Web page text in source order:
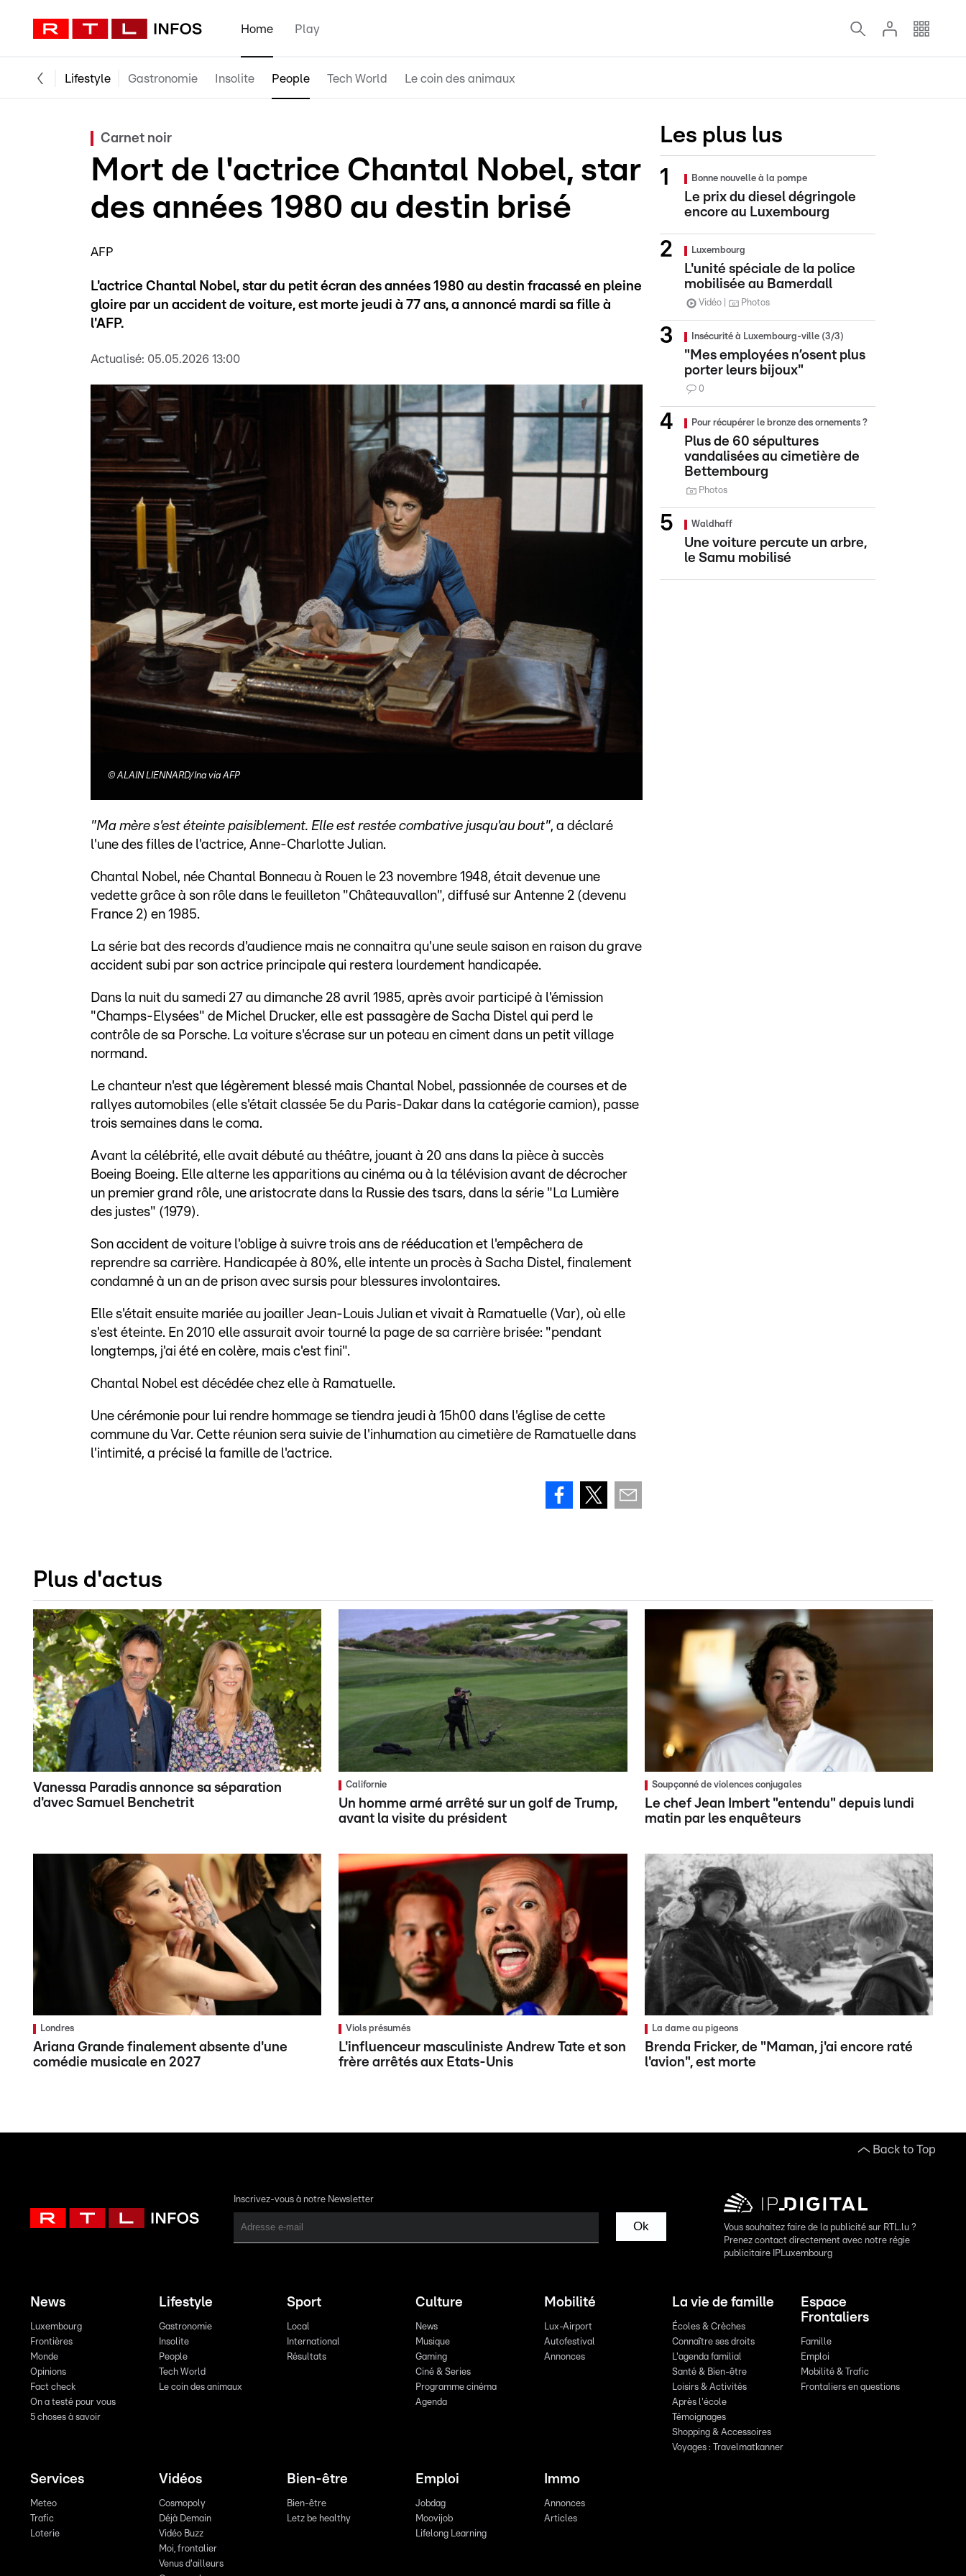
Home Play
Lifestyle Gastronomie Insolite People Tech World Le coin des animaux
Carnet noir
Mort de l'actrice Chantal Nobel, star
des années 1980 au destin brisé
AFP
L'actrice Chantal Nobel, star du petit écran des années 1980 au destin fracassé en pleine
gloire par un accident de voiture, est morte jeudi à 77 ans, a annoncé mardi sa fille à
l'AFP.
Actualisé: 05.05.2026 13:00
©ALAIN LIENNARD/Ina via AFP
"Ma mère s'est éteinte paisiblement. Elle est restée combative jusqu'au bout", a déclaré
l'une des filles de l'actrice, Anne-Charlotte Julian.
Chantal Nobel, née Chantal Bonneau à Rouen le 23 novembre 1948, était devenue une
vedette grâce à son rôle dans le feuilleton "Châteauvallon", diffusé sur Antenne 2 (devenu
France 2) en 1985.
La série bat des records d'audience mais ne connaitra qu'une seule saison en raison du grave
accident subi par son actrice principale qui restera lourdement handicapée.
Dans la nuit du samedi 27 au dimanche 28 avril 1985, après avoir participé à l'émission
"Champs-Elysées" de Michel Drucker, elle est passagère de Sacha Distel qui perd le
contrôle de sa Porsche. La voiture s'écrase sur un poteau en ciment dans un petit village
normand.
Le chanteur n'est que légèrement blessé mais Chantal Nobel, passionnée de courses et de
rallyes automobiles (elle s'était classée 5e du Paris-Dakar dans la catégorie camion), passe
trois semaines dans le coma.
Avant la célébrité, elle avait débuté au théâtre, jouant à 20 ans dans la pièce à succès
Boeing Boeing. Elle alterne les apparitions au cinéma ou à la télévision avant de décrocher
un premier grand rôle, une aristocrate dans la Russie des tsars, dans la série "La Lumière
des justes" (1979).
Son accident de voiture l'oblige à suivre trois ans de rééducation et l'empêchera de
reprendre sa carrière. Handicapée à 80%, elle intente un procès à Sacha Distel, finalement
condamné à un an de prison avec sursis pour blessures involontaires.
Elle s'était ensuite mariée au joailler Jean-Louis Julian et vivait à Ramatuelle (Var), où elle
s'est éteinte. En 2010 elle assurait avoir tourné la page de sa carrière brisée: "pendant
longtemps, j'ai été en colère, mais c'est fini".
Chantal Nobel est décédée chez elle à Ramatuelle.
Une cérémonie pour lui rendre hommage se tiendra jeudi à 15h00 dans l'église de cette
commune du Var. Cette réunion sera suivie de l'inhumation au cimetière de Ramatuelle dans
l'intimité, a précisé la famille de l'actrice.
Les plus lus
Bonne nouvelle à la pompe
Le prix du diesel dégringole
encore au Luxembourg
Luxembourg
L'unité spéciale de la police
mobilisée au Bamerdall
Vidéo Photos
Insécurité à Luxembourg-ville (3/3)
"Mes employées n’osent plus
porter leurs bijoux"
0
Pour récupérer le bronze des ornements ?
Plus de 60 sépultures
vandalisées au cimetière de
Bettembourg
Photos
Waldhaff
Une voiture percute un arbre,
le Samu mobilisé
Plus d'actus
Vanessa Paradis annonce sa séparation
d'avec Samuel Benchetrit
Californie
Un homme armé arrêté sur un golf de Trump,
avant la visite du président
Soupçonné de violences conjugales
Le chef Jean Imbert "entendu" depuis lundi
matin par les enquêteurs
Londres
Ariana Grande finalement absente d'une
comédie musicale en 2027
Viols présumés
L'influenceur masculiniste Andrew Tate et son
frère arrêtés aux Etats-Unis
La dame au pigeons
Brenda Fricker, de "Maman, j'ai encore raté
l'avion", est morte
Back to Top
Inscrivez-vous à notre Newsletter
Ok
Vous souhaitez faire de la publicité sur RTL.lu ?
Prenez contact directement avec notre régie
publicitaire IPLuxembourg
News
Luxembourg
Frontières
Monde
Opinions
Fact check
On a testé pour vous
5 choses à savoir
Lifestyle
Gastronomie
Insolite
People
Tech World
Le coin des animaux
Sport
Local
International
Résultats
Culture
News
Musique
Gaming
Ciné & Series
Programme cinéma
Agenda
Mobilité
Lux-Airport
Autofestival
Annonces
La vie de famille
Écoles & Crèches
Connaître ses droits
L'agenda familial
Santé & Bien-être
Loisirs & Activités
Après l'école
Témoignages
Shopping & Accessoires
Voyages : Travelmatkanner
Espace
Frontaliers
Famille
Emploi
Mobilité & Trafic
Frontaliers en questions
Services
Meteo
Trafic
Loterie
Vidéos
Cosmopoly
Déjà Demain
Vidéo Buzz
Moi, frontalier
Venus d'ailleurs
Bien-être
Bien-être
Letz be healthy
Emploi
Jobdag
Moovijob
Lifelong Learning
Immo
Annonces
Articles